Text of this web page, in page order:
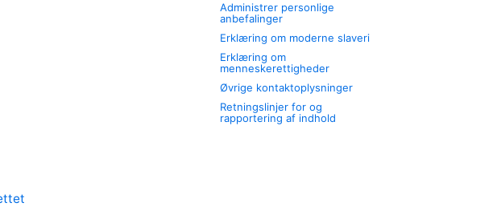
Administrer personlige
anbefalinger
Erklæring om moderne slaveri
Erklæring om
menneskerettigheder
Øvrige kontaktoplysninger
Retningslinjer for og
rapportering af indhold